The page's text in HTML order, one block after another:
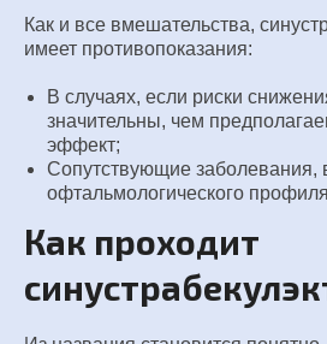
Как и все вмешательства,
имеет противопоказания:
В случаях, если риски
значительны, чем
эффект;
Сопутствующие заболевания,
офтальмологического
Как проходит